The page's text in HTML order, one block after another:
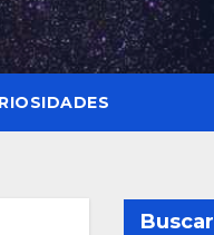
Buscar